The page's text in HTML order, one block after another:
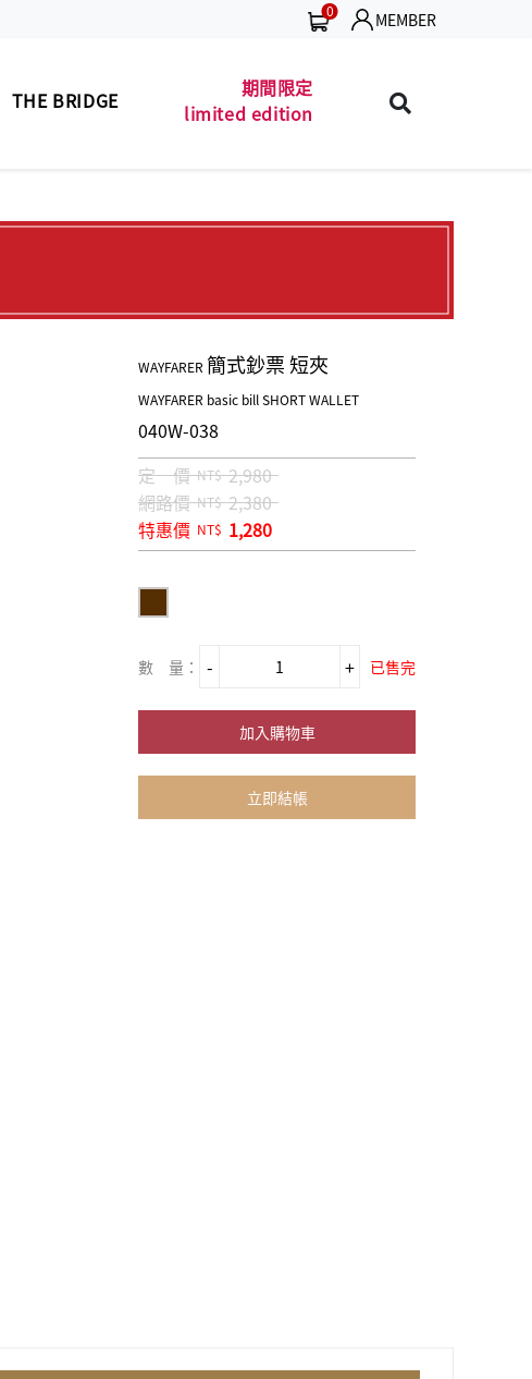
0 MEMBER
THE BRIDGE
UNISEX BAG/SLG
LEATHER CARE
期間限定
limited edition
女士夾款
中性商品UNISEX BAG/SLG
WAYFARER 簡式鈔票 短夾
WAYFARER basic bill SHORT WALLET
040W-038
定 價 NT$ 2,980
網路價 NT$ 2,380
特惠價 NT$ 1,280
數 量： 已售完